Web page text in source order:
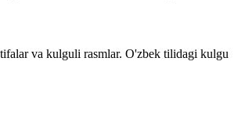
va kulguli rasmlar. O'zbek tilidagi kulgu